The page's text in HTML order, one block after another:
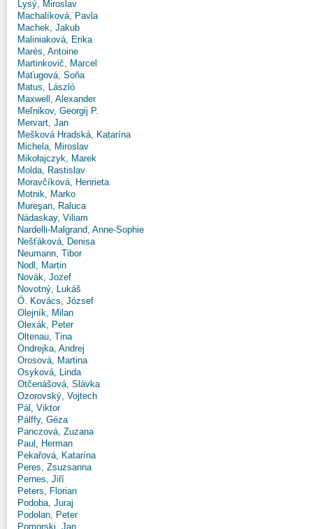
Lysý, Miroslav
Machalíková, Pavla
Machek, Jakub
Maliniaková, Erika
Marès, Antoine
Martinkovič, Marcel
Maťugová, Soňa
Matus, László
Maxwell, Alexander
Meľnikov, Georgij P.
Mervart, Jan
Mešková Hradská, Katarína
Michela, Miroslav
Mikołajczyk, Marek
Molda, Rastislav
Moravčíková, Henrieta
Motnik, Marko
Mureşan, Raluca
Nádaskay, Viliam
Nardelli-Malgrand, Anne-Sophie
Nešťáková, Denisa
Neumann, Tibor
Nodl, Martin
Novák, Jozef
Novotný, Lukáš
Ö. Kovács, József
Olejník, Milan
Olexák, Peter
Oltenau, Tina
Ondrejka, Andrej
Orosová, Martina
Osyková, Linda
Otčenášová, Slávka
Ozorovský, Vojtech
Pál, Viktor
Pálffy, Géza
Panczová, Zuzana
Paul, Herman
Pekařová, Katarína
Peres, Zsuzsanna
Pernes, Jiří
Peters, Florian
Podoba, Juraj
Podolan, Peter
Pomorski, Jan